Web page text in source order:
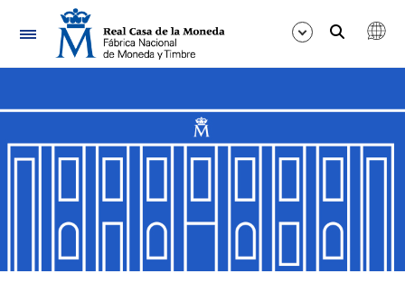
Nabigazioa
Erakutsi/Ezkutatu
Erakutsi/Ezkutatu
Erakutsi/Ezkutatu